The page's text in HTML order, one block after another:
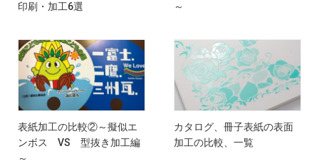
印刷・加工6選
～
表紙加工の比較②～擬似エ
ンボス VS 型抜き加工編
～
カタログ、冊子表紙の表面
加工の比較、一覧